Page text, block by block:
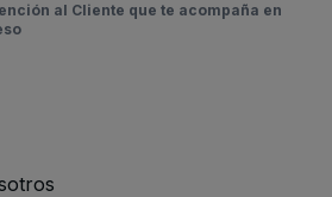
al Cliente que te acompaña en